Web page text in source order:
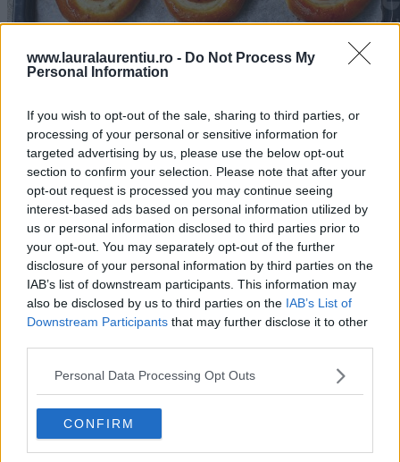
www.lauralaurentiu.ro - Do Not Process My
Personal Information
If you wish to opt-out of the sale, sharing to third parties, or
processing of your personal or sensitive information for
targeted advertising by us, please use the below opt-out
section to confirm your selection. Please note that after your
opt-out request is processed you may continue seeing
interest-based ads based on personal information utilized by
us or personal information disclosed to third parties prior to
your opt-out. You may separately opt-out of the further
disclosure of your personal information by third parties on the
IAB’s list of downstream participants. This information may
also be disclosed by us to third parties on the IAB’s List of
Downstream Participants that may further disclose it to other
Personal Data Processing Opt Outs
CONFIRM
Băscuțe cu brânză dulce și caise – rețetă video + text
Mâncare de dovlecei cu roșii și ardei – rețetă simplă
de vară – VIDEO+text